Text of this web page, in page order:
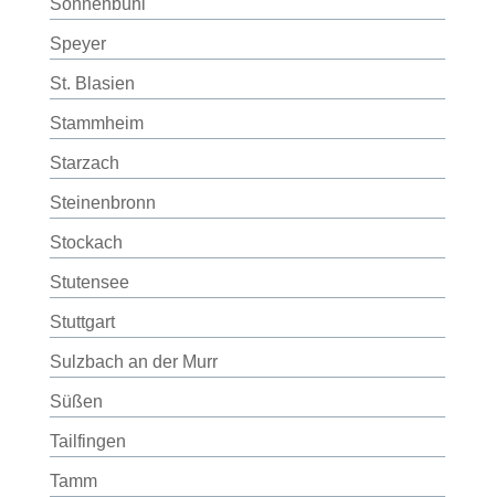
Sonnenbühl
Speyer
St. Blasien
Stammheim
Starzach
Steinenbronn
Stockach
Stutensee
Stuttgart
Sulzbach an der Murr
Süßen
Tailfingen
Tamm